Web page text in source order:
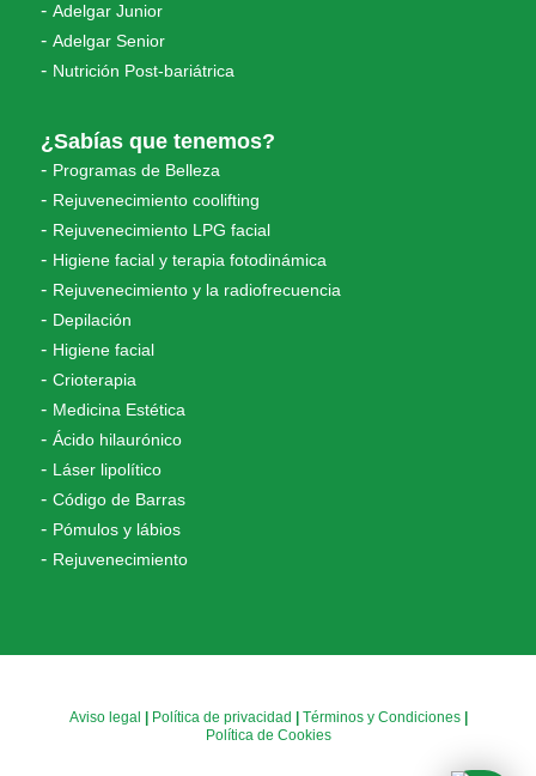
Adelgar Junior
Adelgar Senior
Nutrición Post-bariátrica
¿Sabías que tenemos?
Programas de Belleza
Rejuvenecimiento coolifting
Rejuvenecimiento LPG facial
Higiene facial y terapia fotodinámica
Rejuvenecimiento y la radiofrecuencia
Depilación
Higiene facial
Crioterapia
Medicina Estética
Ácido hilaurónico
Láser lipolítico
Código de Barras
Pómulos y lábios
Rejuvenecimiento
Aviso legal Política de privacidad Términos y Condiciones|
Política de Cookies